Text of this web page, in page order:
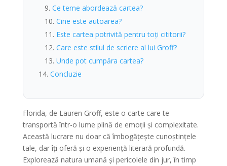
Ce teme abordează cartea?
Cine este autoarea?
Este cartea potrivită pentru toți cititorii?
Care este stilul de scriere al lui Groff?
Unde pot cumpăra cartea?
Concluzie
Florida, de Lauren Groff, este o carte care te
transportă într-o lume plină de emoții și complexitate.
Această lucrare nu doar că îmbogățește cunoștințele
tale, dar îți oferă și o experiență literară profundă.
Explorează natura umană și pericolele din jur, în timp